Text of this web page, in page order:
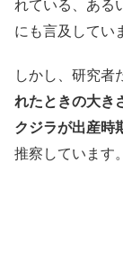
れている、ある
にも言及してい
しかし、研究者
れたときの大き
クジラが出産時
推察しています。